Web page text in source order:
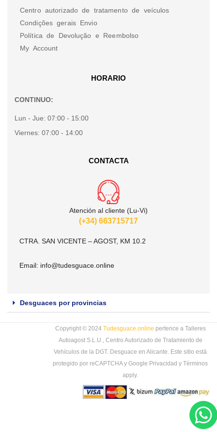
Centro autorizado de tratamento de veículos
Condições gerais Envio
Política de Devolução e Reembolso
My Account
HORARIO
CONTINUO:
Lun - Jue: 07:00 - 15:00
Viernes: 07:00 - 14:00
CONTACTA
Atención al cliente (Lu-Vi)
(+34) 663715717
CTRA. SAN VICENTE – AGOST, KM 10.2
Email: info@tudesguace.online
Desguaces por provincias
Copyright © 2024 Tudesguace.online pertence a Talleres
Autoagost S.L.U., Centro Autorizado de Tratamiento de
Vehículos de la DGT. Desguace en Alicante. Este sitio está
protegido por reCAPTCHA y Google Privacidad y Términos
apply.